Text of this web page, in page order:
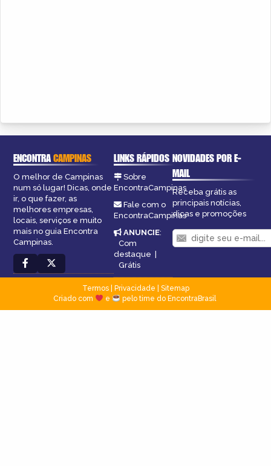
ENCONTRACAMPINAS
O melhor de Campinas
num só lugar! Dicas, onde
ir, o que fazer, as
melhores empresas,
locais, serviços e muito
mais no guia Encontra
Campinas.
LINKS RÁPIDOS
Sobre
EncontraCampinas
Fale com o
EncontraCampinas
ANUNCIE:
Com
destaque |
Grátis
NOVIDADES POR E-
MAIL
Receba grátis as
principais notícias,
dicas e promoções
Termos| Privacidade
Sitemap
Criado com
e pelo time do EncontraBrasil